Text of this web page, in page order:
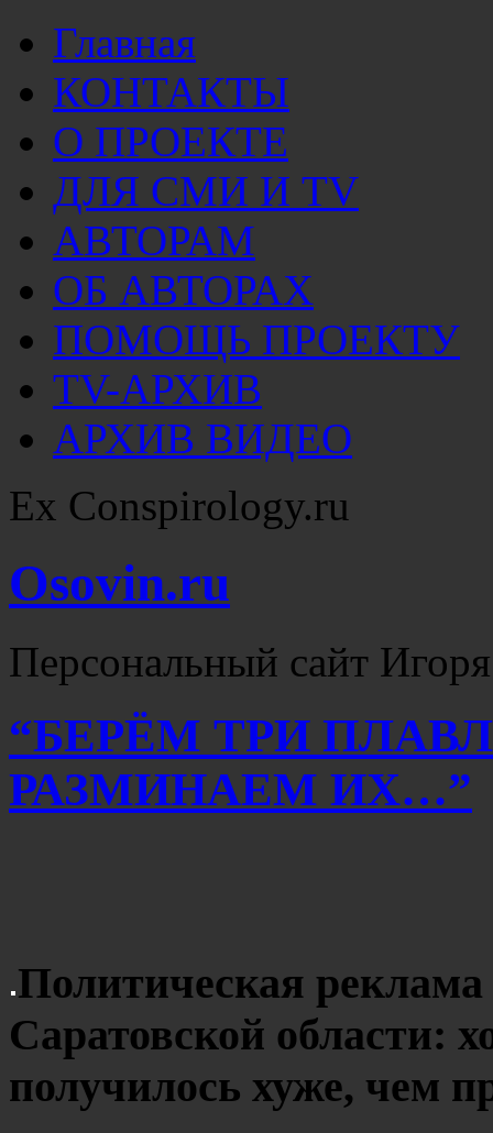
Главная
КОНТАКТЫ
О ПРОЕКТЕ
ДЛЯ СМИ И TV
АВТОРАМ
ОБ АВТОРАХ
ПОМОЩЬ ПРОЕКТУ
TV-АРХИВ
АРХИВ ВИДЕО
Ex Conspirology.ru
Osovin.ru
Персональный сайт
“БЕРЁМ ТРИ
РАЗМИНАЕМ ИХ…”
Политическая
Саратовской области:
получилось хуже, чем